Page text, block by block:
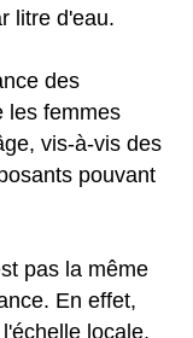
litre d'eau.
des
les femmes
vis-à-vis des
pouvant
pas la même
En effet,
locale,